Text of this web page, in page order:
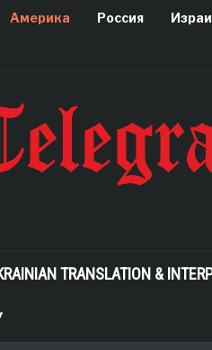
Америка Россия
TRANSLATION &